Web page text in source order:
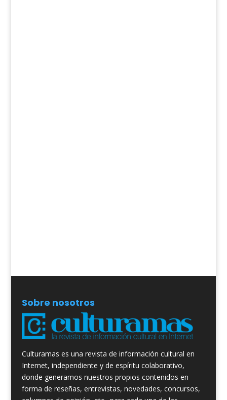
Sobre nosotros
Culturamas es una revista de información cultural en
Internet, independiente y de espíritu colaborativo,
donde generamos nuestros propios contenidos en
forma de reseñas, entrevistas, novedades, concursos,